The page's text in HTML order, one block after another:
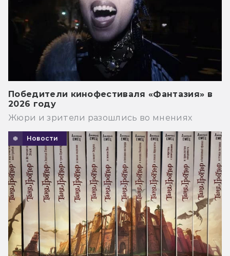
Победители кинофестиваля «Фантазия» в
2026 году
Жюри и зрители разошлись во мнениях
Новости